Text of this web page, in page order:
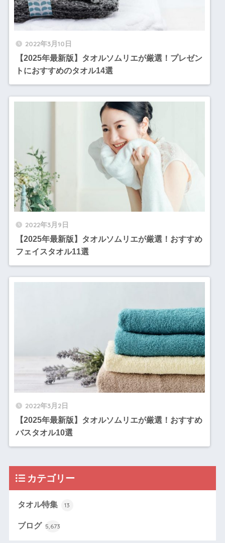
2022年3月10日
【2025年最新版】タオルソムリエが厳選！プレゼン
トにおすすめのタオル14選
2022年3月9日
【2025年最新版】タオルソムリエが厳選！おすすめ
フェイスタオル11選
2022年3月2日
【2025年最新版】タオルソムリエが厳選！おすすめ
バスタオル10選
カテゴリー
タオル特集 13
ブログ 5,673